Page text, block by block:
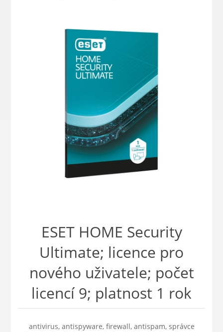
ESET HOME Security
Ultimate; licence pro
nového uživatele; počet
licencí 9; platnost 1 rok
antivirus, antispyware, firewall, antispam, správce